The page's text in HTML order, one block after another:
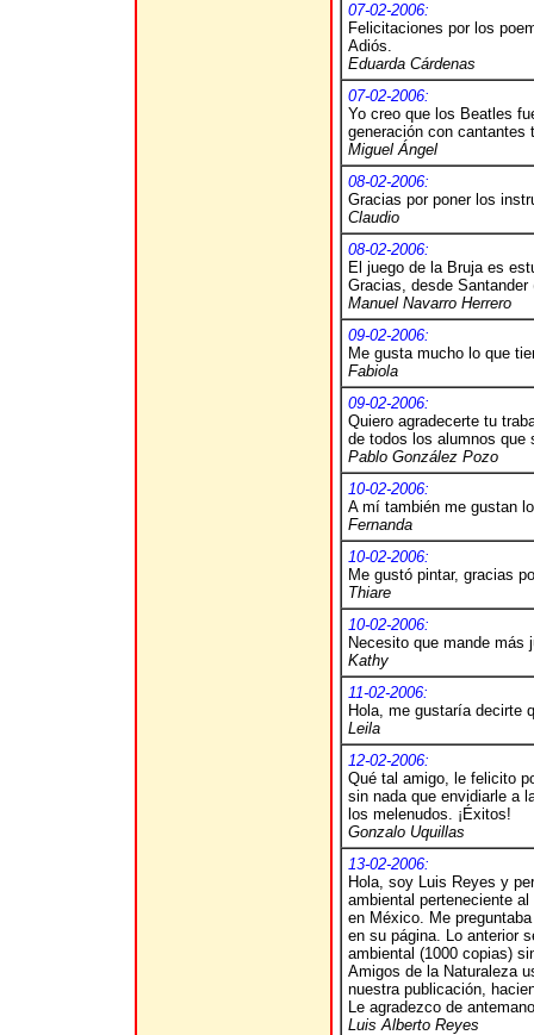
07-02-2006:
Felicitaciones por los
Adiós.
Eduarda Cárdenas
07-02-2006:
Yo creo que los Beatles
generación con cantantes
Miguel Ángel
08-02-2006:
Gracias por poner los
Claudio
08-02-2006:
El juego de la Bruja es
Gracias, desde Santander
Manuel Navarro Herrero
09-02-2006:
Me gusta mucho lo que
Fabiola
09-02-2006:
Quiero agradecerte tu
de todos los alumnos que
Pablo González Pozo
10-02-2006:
A mí también me gustan
Fernanda
10-02-2006:
Me gustó pintar, gracias
Thiare
10-02-2006:
Necesito que mande más
Kathy
11-02-2006:
Hola, me gustaría decirte
Leila
12-02-2006:
Qué tal amigo, le felicito
sin nada que envidiarle a
los melenudos. ¡Éxitos!
Gonzalo Uquillas
13-02-2006:
Hola, soy Luis Reyes y
ambiental perteneciente
en México. Me
en su página. Lo anterior
ambiental (1000 copias)
Amigos de la Naturaleza
nuestra publicación,
Le agradezco de
Luis Alberto Reyes